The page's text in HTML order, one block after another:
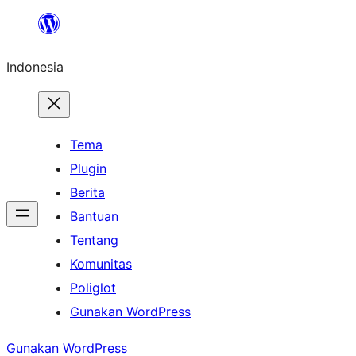
Lewati
konten
Indonesia
Tema
Plugin
Berita
Bantuan
Tentang
Komunitas
Poliglot
Gunakan WordPress
Gunakan WordPress